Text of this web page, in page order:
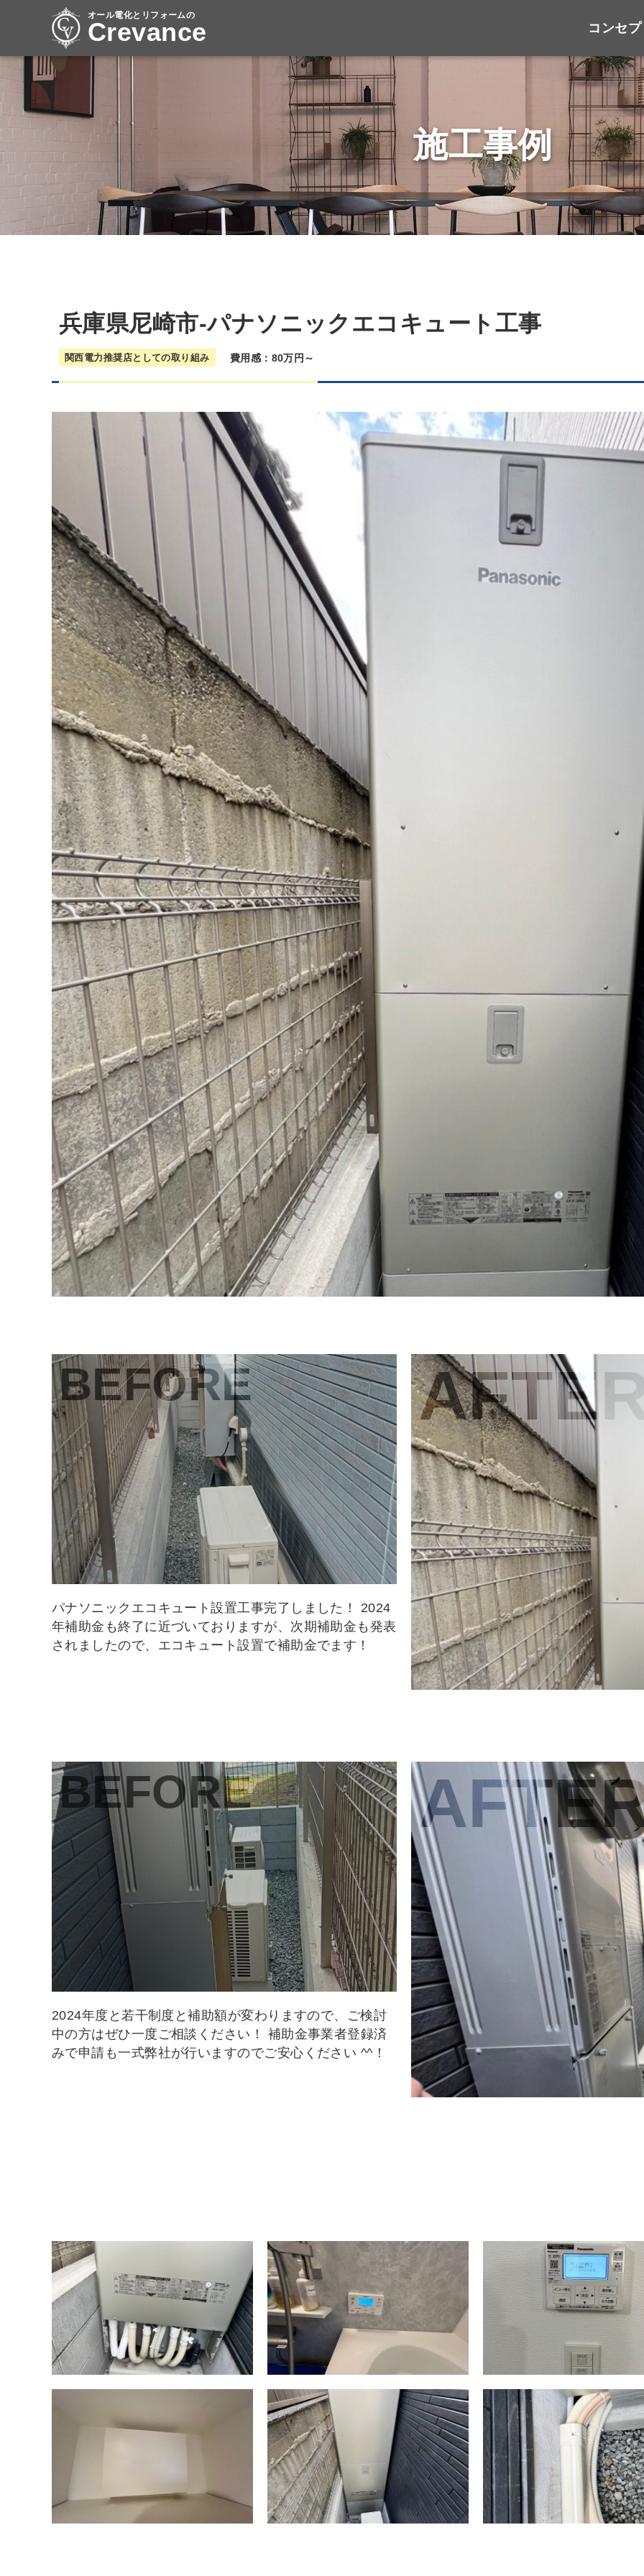
オール電化とリフォームの
Crevance コンセプ
施工事例
兵庫県尼崎市-パナソニックエコキュート工事
関西電力推奨店としての取り組み 費用感：80万円～
BEFORE
パナソニックエコキュート設置工事完了しました！ 2024
年補助金も終了に近づいておりますが、次期補助金も発表
されましたので、エコキュート設置で補助金でます！
BEFORE
2024年度と若干制度と補助額が変わりますので、ご検討
中の方はぜひ一度ご相談ください！ 補助金事業者登録済
みで申請も一式弊社が行いますのでご安心ください ^^！